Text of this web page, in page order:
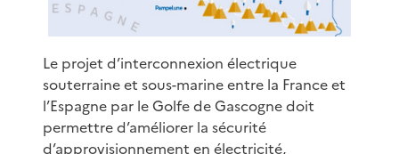
Le projet d’interconnexion électrique
souterraine et sous-marine entre la France et
l’Espagne par le Golfe de Gascogne doit
permettre d’améliorer la sécurité
d’approvisionnement en électricité,